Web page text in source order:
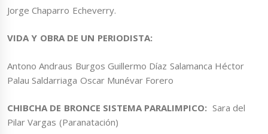
Jorge Chaparro Echeverry.
VIDA Y OBRA DE UN PERIODISTA:
Antono Andraus Burgos Guillermo Díaz Salamanca Héctor
Palau Saldarriaga Oscar Munévar Forero
CHIBCHA DE BRONCE SISTEMA PARALIMPICO: Sara del
Pilar Vargas (Paranatación)